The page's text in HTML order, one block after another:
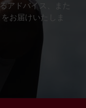
アドバイス、また
お届けいたしま